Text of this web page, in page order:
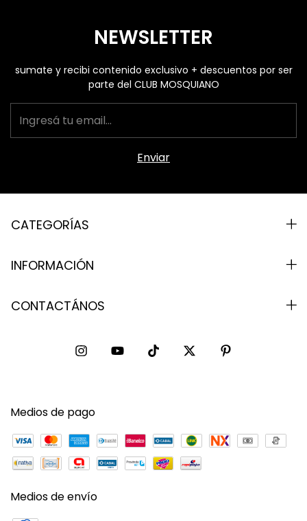
NEWSLETTER
sumate y recibi contenido exclusivo + descuentos por ser
parte del CLUB MOSQUIANO
CATEGORÍAS
INFORMACIÓN
CONTACTÁNOS
Medios de pago
Medios de envío